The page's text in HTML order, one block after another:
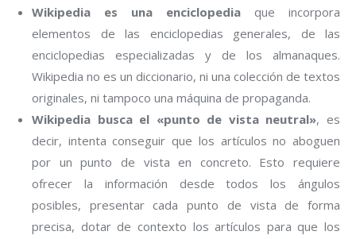
Wikipedia es una enciclopedia que incorpora
elementos de las enciclopedias generales, de las
enciclopedias especializadas y de los almanaques.
Wikipedia no es un diccionario, ni una colección de textos
originales, ni tampoco una máquina de propaganda.
Wikipedia busca el «punto de vista neutral», es
decir, intenta conseguir que los artículos no aboguen
por un punto de vista en concreto. Esto requiere
ofrecer la información desde todos los ángulos
posibles, presentar cada punto de vista de forma
precisa, dotar de contexto los artículos para que los